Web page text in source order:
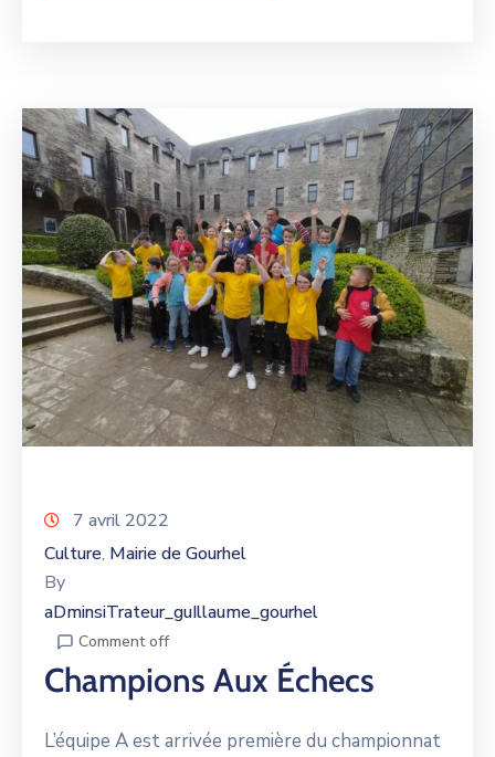
7 avril 2022
Culture‚ Mairie de Gourhel
By
aDminsiTrateur_guIllaume_gourhel
Comment off
Champions Aux Échecs
L’équipe A est arrivée première du championnat